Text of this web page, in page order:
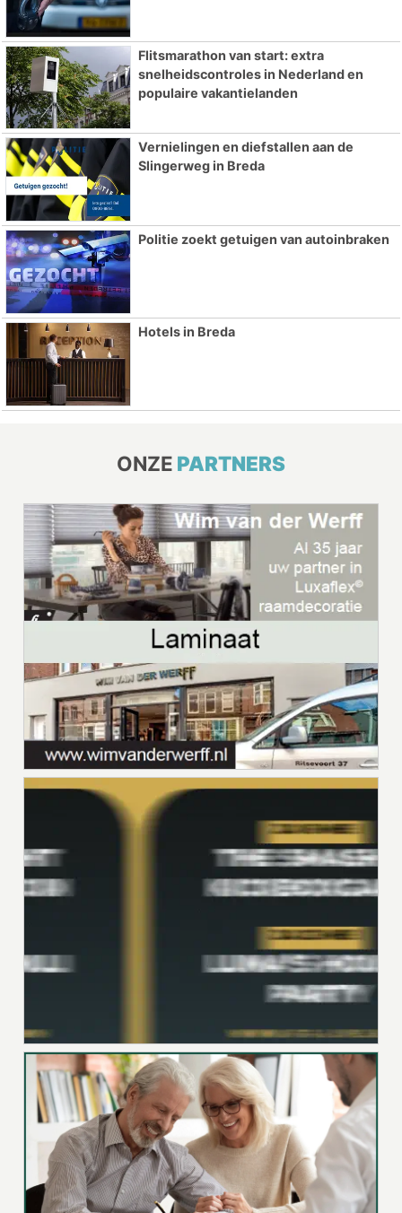
Flitsmarathon van start: extra
snelheidscontroles in Nederland en
populaire vakantielanden
Vernielingen en diefstallen aan de
Slingerweg in Breda
Politie zoekt getuigen van autoinbraken
Hotels in Breda
ONZE PARTNERS